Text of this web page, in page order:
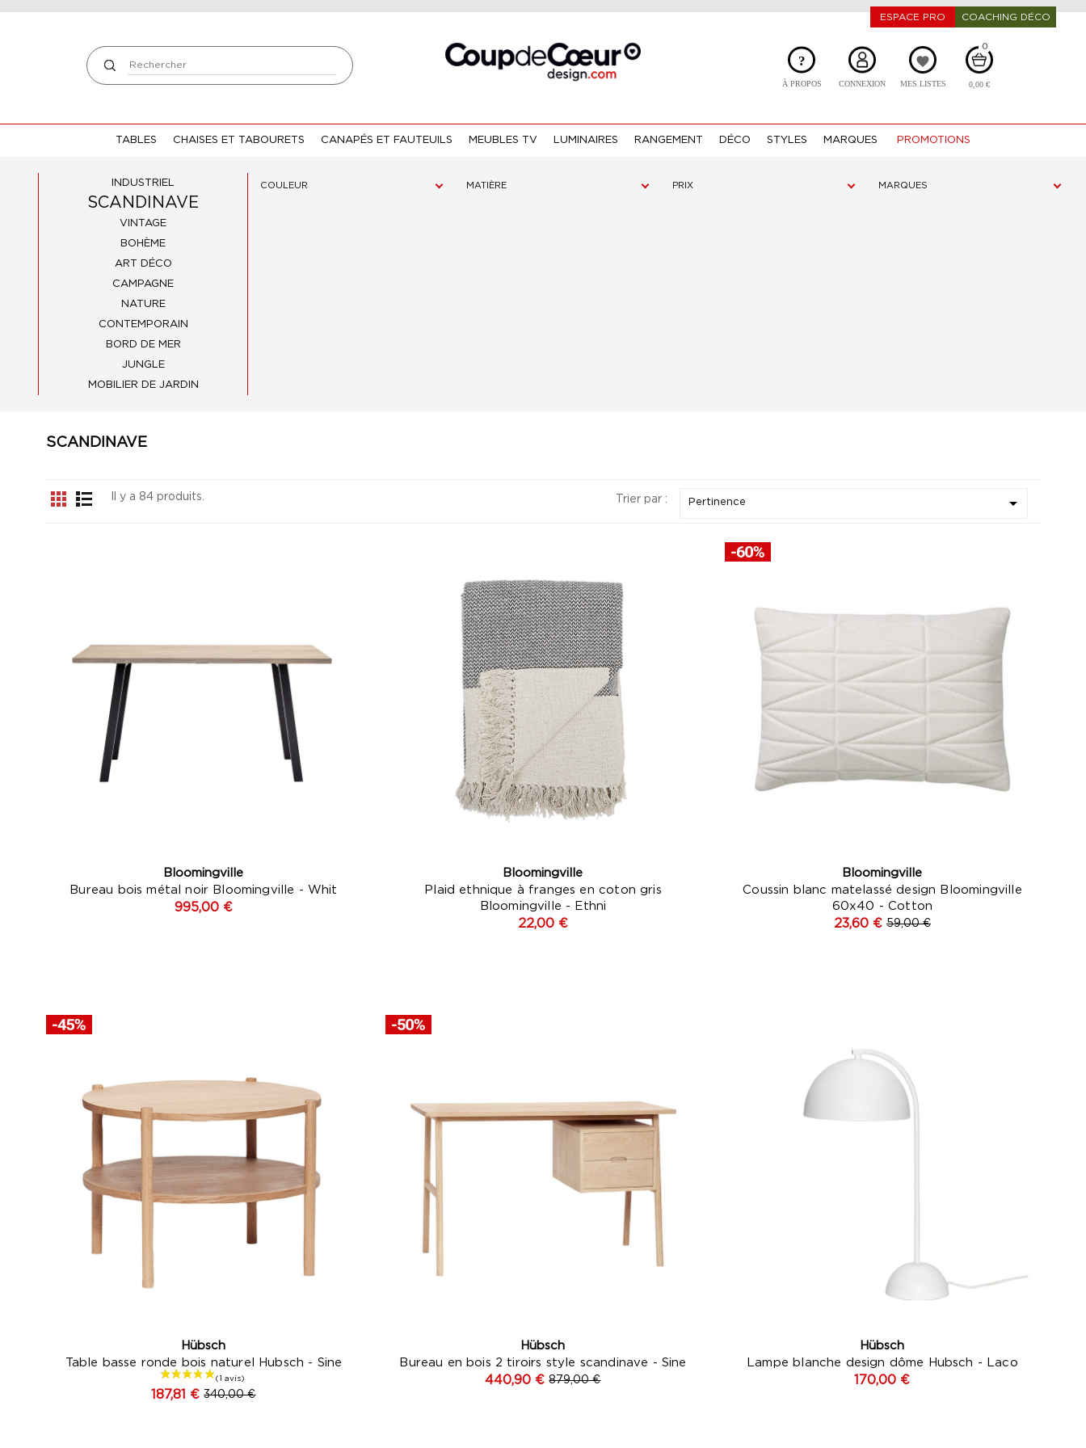
?
À PROPOS CONNEXION
favorite
MES LISTES 0,00 €
0
TABLES CHAISES ET TABOURETS CANAPÉS ET FAUTEUILS MEUBLES TV LUMINAIRES RANGEMENT DÉCO STYLES MARQUES PROMOTIONS
ESPACE PRO COACHING DÉCO
INDUSTRIEL
SCANDINAVE
VINTAGE
BOHÈME
ART DÉCO
CAMPAGNE
NATURE
CONTEMPORAIN
BORD DE MER
JUNGLE
MOBILIER DE JARDIN
COULEUR MATIÈRE PRIX MARQUES
SCANDINAVE
Il y a 84 produits. Trier par : Pertinence 
Bloomingville
Bureau bois métal noir Bloomingville - Whit
995,00 €
Bloomingville
Plaid ethnique à franges en coton gris
Bloomingville - Ethni
22,00 €
Bloomingville
Coussin blanc matelassé design Bloomingville
60x40 - Cotton
23,60 € 59,00 €
Hübsch
Table basse ronde bois naturel Hubsch - Sine
187,81 € 340,00 €
Hübsch
Bureau en bois 2 tiroirs style scandinave - Sine
440,90 € 879,00 €
Hübsch
Lampe blanche design dôme Hubsch - Laco
170,00 €